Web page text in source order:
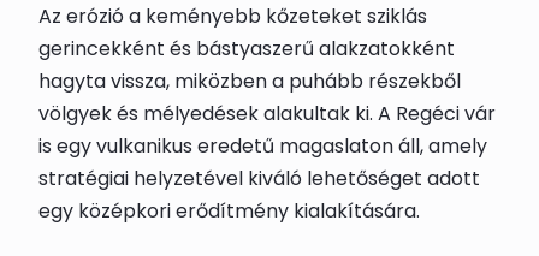
Az erózió a keményebb kőzeteket sziklás
gerincekként és bástyaszerű alakzatokként
hagyta vissza, miközben a puhább részekből
völgyek és mélyedések alakultak ki. A Regéci vár
is egy vulkanikus eredetű magaslaton áll, amely
stratégiai helyzetével kiváló lehetőséget adott
egy középkori erődítmény kialakítására.